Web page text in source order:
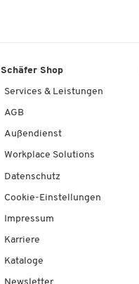
Schäfer Shop
Services & Leistungen
AGB
Außendienst
Workplace Solutions
Datenschutz
Cookie-Einstellungen
Impressum
Karriere
Kataloge